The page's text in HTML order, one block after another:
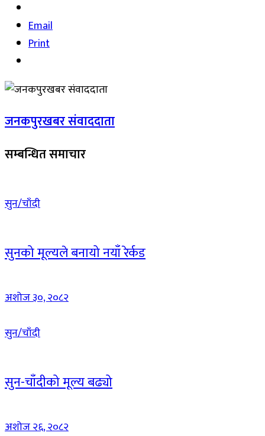
Email
Print
जनकपुरखबर संवाददाता
सम्बन्धित समाचार
सुन/चाँदी
सुनको मूल्यले बनायो नयाँ रेर्कड
अशोज ३०, २०८२
सुन/चाँदी
सुन-चाँदीको मूल्य बढ्यो
अशोज २६, २०८२